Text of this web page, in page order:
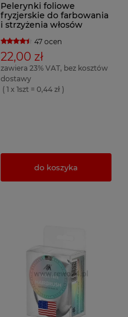
Pelerynki foliowe
fryzjerskie do farbowania
i strzyżenia włosów
47 ocen
22,00 zł
zawiera 23% VAT, bez kosztów
dostawy
( 1 x 1szt = 0,44 zł )
do koszyka